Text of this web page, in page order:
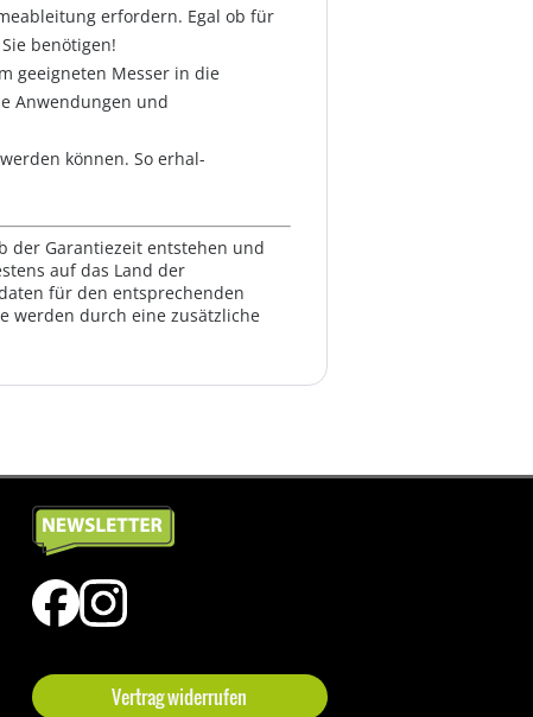
erfordern. Egal ob für
benötigen!
geeigneten Messer in die
Anwendungen und
können. So erhal-
der Garantiezeit entstehen und
auf das Land der
für den entsprechenden
werden durch eine zusätzliche
Vertrag widerrufen